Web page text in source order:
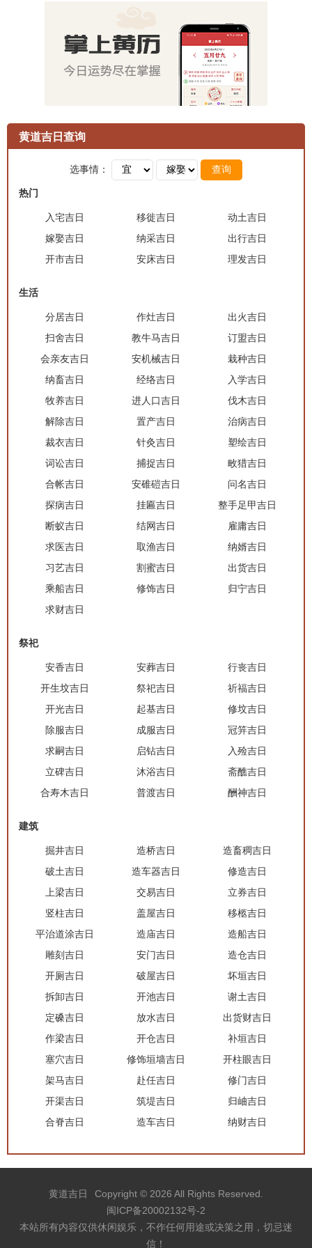
黄道吉日查询
选事情： 查询
热门
入宅吉日 移徙吉日
动土吉日
嫁娶吉日
纳采吉日
出行吉日
开市吉日
安床吉日 理发吉日
生活
分居吉日 作灶吉日
出火吉日
扫舍吉日
教牛马吉日
订盟吉日
会亲友吉日
安机械吉日
栽种吉日
纳畜吉日
经络吉日
入学吉日
牧养吉日
进人口吉日
伐木吉日
解除吉日
置产吉日
治病吉日
裁衣吉日
针灸吉日
塑绘吉日
词讼吉日
捕捉吉日
畋猎吉日
合帐吉日
安碓磑吉日
问名吉日
探病吉日
挂匾吉日
整手足甲吉日
断蚁吉日
结网吉日
雇庸吉日
求医吉日
取渔吉日
纳婿吉日
习艺吉日
割蜜吉日
出货吉日
乘船吉日
修饰吉日
归宁吉日
求财吉日
祭祀
安香吉日 安葬吉日
行丧吉日
开生坟吉日
祭祀吉日
祈福吉日
开光吉日
起基吉日
修坟吉日
除服吉日
成服吉日
冠笄吉日
求嗣吉日
启钻吉日
入殓吉日
立碑吉日
沐浴吉日
斋醮吉日
合寿木吉日
普渡吉日 酬神吉日
建筑
掘井吉日 造桥吉日
造畜稠吉日
破土吉日
造车器吉日
修造吉日
上梁吉日
交易吉日
立券吉日
竖柱吉日
盖屋吉日
移柩吉日
平治道涂吉日
造庙吉日
造船吉日
雕刻吉日
安门吉日
造仓吉日
开厕吉日
破屋吉日
坏垣吉日
拆卸吉日
开池吉日
谢土吉日
定磉吉日
放水吉日
出货财吉日
作梁吉日
开仓吉日
补垣吉日
塞穴吉日
修饰垣墙吉日
开柱眼吉日
架马吉日
赴任吉日
修门吉日
开渠吉日
筑堤吉日
归岫吉日
合脊吉日
造车吉日 纳财吉日
黄道吉日
Copyright © 2026 All Rights Reserved.
闽ICP备20002132号-2
本站所有内容仅供休闲娱乐，不作任何用途或决策之用，切忌迷
信！